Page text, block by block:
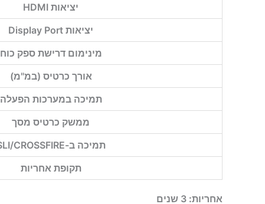
יציאות HDMI
יציאות Display Port
מינימום דרישת ספק כוח
אורך כרטיס (במ"מ)
תמיכה במערכות הפעלה
ממשק כרטיס מסך
תמיכה ב-SLI/CROSSFIRE
תקופת אחריות
אחריות: